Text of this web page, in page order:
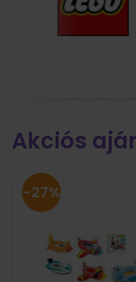
Akciós
-27%